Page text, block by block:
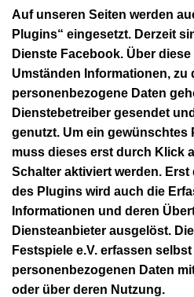
Auf unseren Seiten werden
Plugins“ eingesetzt. Derzeit
Dienste Facebook. Über
Umständen Informationen, zu
personenbezogene Daten
Dienstebetreiber gesendet
genutzt. Um ein gewünschtes
muss dieses erst durch Klick
Schalter aktiviert werden.
des Plugins wird auch die
Informationen und deren
Diensteanbieter ausgelöst.
Festspiele e.V. erfassen
personenbezogenen Daten
oder über deren Nutzung.